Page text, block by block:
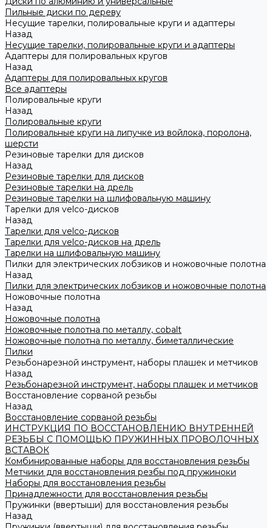
Пильные диски по дереву
Несущие тарелки, полировальные круги и адаптеры
Назад
Несущие тарелки, полировальные круги и адаптеры
Адаптеры для полировальных кругов
Назад
Адаптеры для полировальных кругов
Все адаптеры
Полировальные круги
Назад
Полировальные круги
Полировальные круги на липучке из войлока, поролона,
шерсти
Резиновые тарелки для дисков
Назад
Резиновые тарелки для дисков
Резиновые тарелки на дрель
Резиновые тарелки на шлифовальную машину
Тарелки для velco-дисков
Назад
Тарелки для velco-дисков
Тарелки для velco-дисков на дрель
Тарелки на шлифовальную машину
Пилки для электрических лобзиков и ножовочные полотна
Назад
Пилки для электрических лобзиков и ножовочные полотна
Ножовочные полотна
Назад
Ножовочные полотна
Ножовочные полотна по металлу, cobalt
Ножовочные полотна по металлу, биметаллические
Пилки
Резьбонарезной инструмент, наборы плашек и метчиков
Назад
Резьбонарезной инструмент, наборы плашек и метчиков
Восстановление сорваной резьбы
Назад
Восстановление сорваной резьбы
ИНСТРУКЦИЯ ПО ВОССТАНОВЛЕНИЮ ВНУТРЕННЕЙ
РЕЗЬБЫ С ПОМОЩЬЮ ПРУЖИННЫХ ПРОВОЛОЧНЫХ
ВСТАВОК
Комбинированные наборы для восстановления резьбы
Метчики для восстановления резбы под пружиноки
Наборы для восстановления резьбы
Принадлежности для восстановления резьбы
Пружинки (ввертыши) для восстановления резьбы
Назад